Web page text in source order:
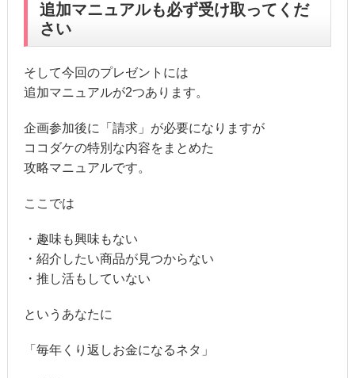
追加マニュアルも必ず受け取ってくだ
さい
そして今回のプレゼントには
追加マニュアルが2つあります。
企画参加後に「請求」が必要になりますが
ココダケの特別な内容をまとめた
攻略マニュアルです。
ここでは
・趣味も興味もない
・紹介したい商品が見つからない
・推し活もしていない
というあなたに
「毎年くり返しお金になるネタ」